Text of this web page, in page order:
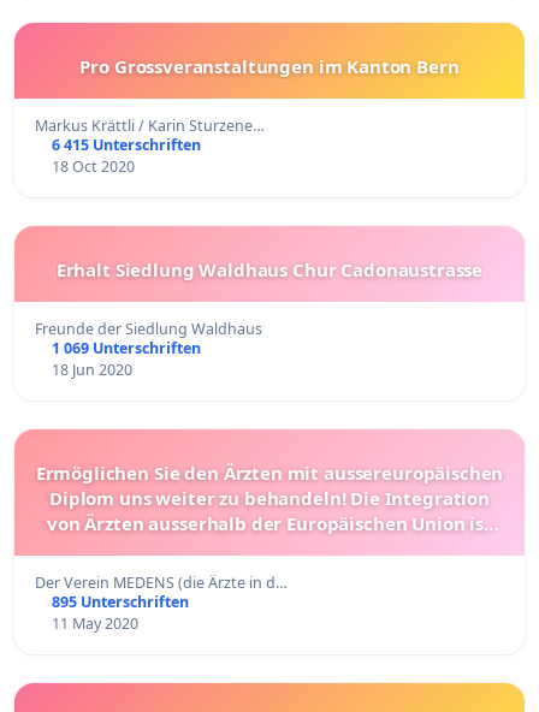
Pro Grossveranstaltungen im Kanton Bern
Markus Krättli / Karin Sturzene…
6 415 Unterschriften
18 Oct 2020
Erhalt Siedlung Waldhaus Chur Cadonaustrasse
Freunde der Siedlung Waldhaus
1 069 Unterschriften
18 Jun 2020
Ermöglichen Sie den Ärzten mit aussereuropäischen
Diplom uns weiter zu behandeln! Die Integration
von Ärzten ausserhalb der Europäischen Union ist
Der Verein MEDENS (die Ärzte in d…
895 Unterschriften
11 May 2020